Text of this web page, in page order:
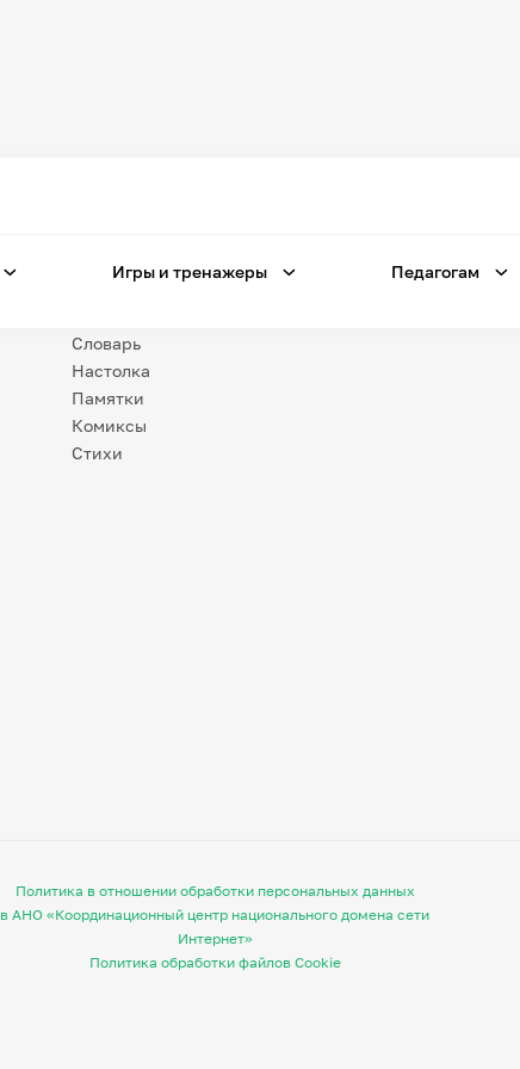
Игры и тренажеры Педагогам
Незрячим
Словарь
Настолка
Памятки
Комиксы
Стихи
Политика в отношении обработки персональных данных
в АНО «Координационный центр национального домена сети
Интернет»
Политика обработки файлов Cookie